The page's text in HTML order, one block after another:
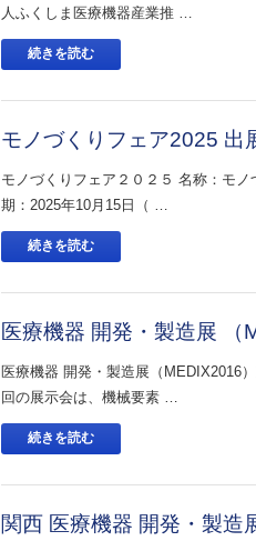
人ふくしま医療機器産業推 …
続きを読む
モノづくりフェア2025 出
モノづくりフェア２０２５ 名称：モ
期：2025年10月15日（ …
続きを読む
医療機器 開発・製造展 （
医療機器 開発・製造展（MEDIX2016
回の展示会は、機械要素 …
続きを読む
関西 医療機器 開発・製造